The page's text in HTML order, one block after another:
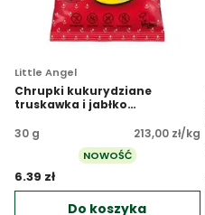
Little Angel
Chrupki kukurydziane
truskawka i jabłko
30 g
213,00 zł/kg
NOWOŚĆ
6.39 zł
Do koszyka